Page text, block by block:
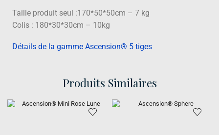
Taille produit seul :170*50*50cm – 7 kg
Colis : 180*30*30cm – 10kg
Détails de la gamme Ascension® 5 tiges
Produits Similaires